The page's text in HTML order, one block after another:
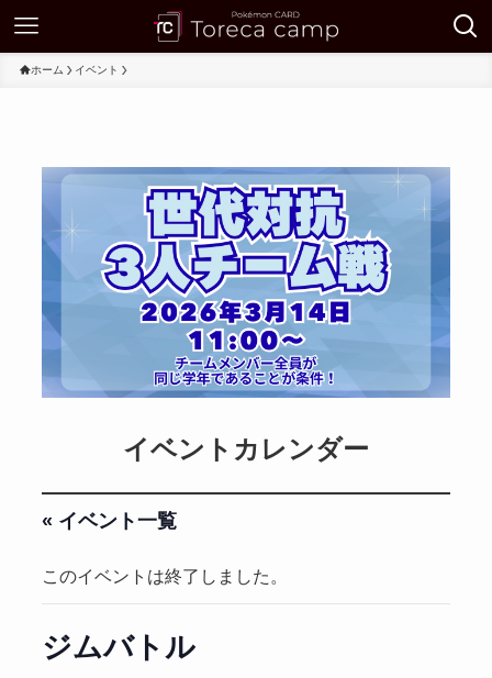
ホーム イベント
イベントカレンダー
« イベント一覧
このイベントは終了しました。
ジムバトル